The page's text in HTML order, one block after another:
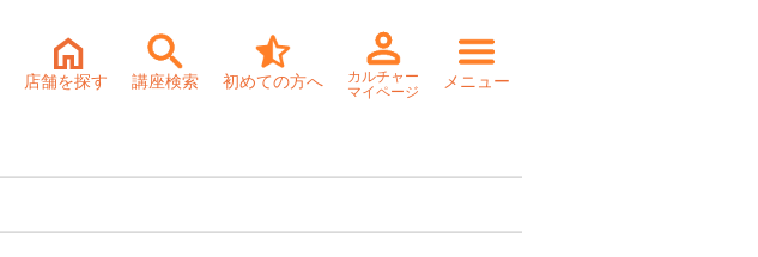
店舗を探す 講座検索 初めての方へ
カルチャー
マイページ
メニュー